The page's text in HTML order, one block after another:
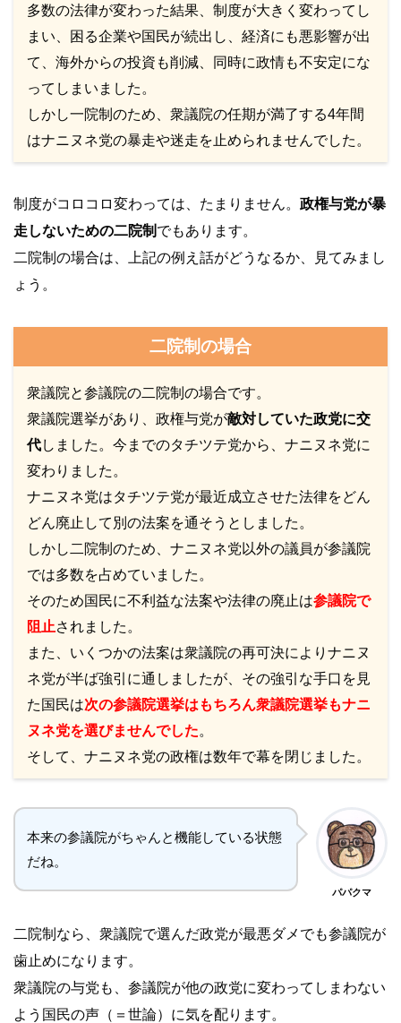
多数の法律が変わった結果、制度が大きく変わってし
まい、困る企業や国民が続出し、経済にも悪影響が出
て、海外からの投資も削減、同時に政情も不安定にな
ってしまいました。
しかし一院制のため、衆議院の任期が満了する4年間
はナニヌネ党の暴走や迷走を止められませんでした。
制度がコロコロ変わっては、たまりません。 政権与党が暴
走しないための二院制 でもあります。
二院制の場合は、上記の例え話がどうなるか、見てみまし
ょう。
二院制の場合
衆議院と参議院の二院制の場合です。
衆議院選挙があり、政権与党が敵対していた政党に交
代しました。今までのタチツテ党から、ナニヌネ党に
変わりました。
ナニヌネ党はタチツテ党が最近成立させた法律をどん
どん廃止して別の法案を通そうとしました。
しかし二院制のため、ナニヌネ党以外の議員が参議院
では多数を占めていました。
そのため国民に不利益な法案や法律の廃止は参議院で
阻止されました。
また、いくつかの法案は衆議院の再可決によりナニヌ
ネ党が半ば強引に通しましたが、その強引な手口を見
た国民は次の参議院選挙はもちろん衆議院選挙もナニ
ヌネ党を選びませんでした。
そして、ナニヌネ党の政権は数年で幕を閉じました。
本来の参議院がちゃんと機能している状態
だね。
パパクマ
二院制なら、衆議院で選んだ政党が最悪ダメでも参議院が
歯止めになります。
衆議院の与党も、参議院が他の政党に変わってしまわない
よう国民の声（＝世論）に気を配ります。